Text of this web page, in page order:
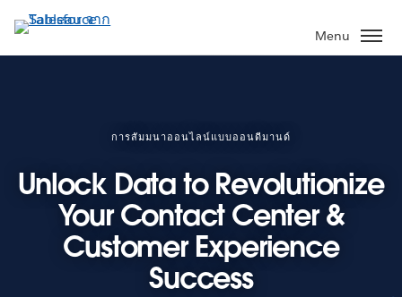
ไป
ที่
Menu
การสัมมนาออนไลน์แบบออนดีมานด์
Unlock Data to Revolutionize
Your Contact Center &
Customer Experience
Success